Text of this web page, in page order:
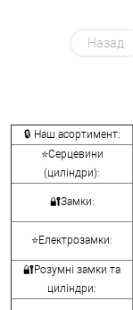
Назад
🔒 Наш асортимент:
⭐Серцевини
(циліндри):
🔐Замки:
⭐Електрозамки:
🔐Розумні замки та
циліндри: